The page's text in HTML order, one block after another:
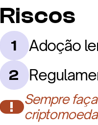
Riscos
1 Adoção
2
!
Sempre